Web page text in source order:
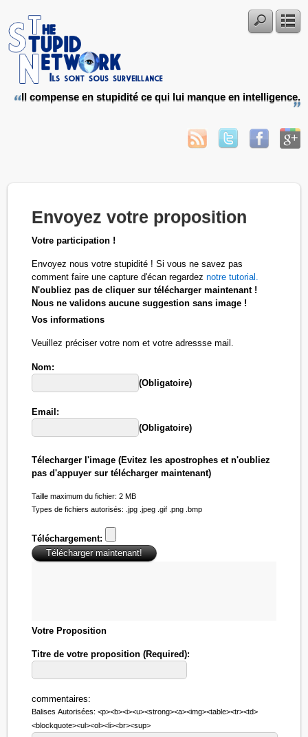
Il compense en stupidité ce qui lui manque en intelligence.
Envoyez votre proposition
Votre participation !
Envoyez nous votre stupidité ! Si vous ne savez pas
comment faire une capture d'écan regardeznotre tutorial.
N'oubliez pas de cliquer sur télécharger maintenant !
Nous ne validons aucune suggestion sans image !
Vos informations
Veuillez préciser votre nom et votre adressse mail.
Nom:
(Obligatoire)
Email:
(Obligatoire)
Télecharger l'image (Evitez les apostrophes et n'oubliez
pas d'appuyer sur télécharger maintenant)
Votre Proposition
Titre de votre proposition (Required):
commentaires:
Balises Autorisées: <p><b><i><u><strong><a><img><table><tr><td>
<blockquote><ul><ol><li><br><sup>